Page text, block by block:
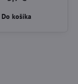
Do košíka